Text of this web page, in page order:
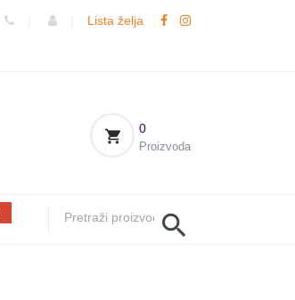
Lista želja
0
Proizvoda